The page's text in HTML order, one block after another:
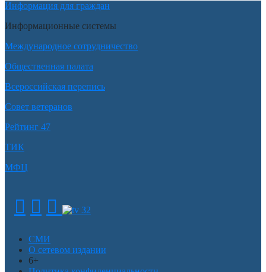
Информация для граждан
Информационные системы
Международное сотрудничество
Общественная палата
Всероссийская перепись
Совет ветеранов
Рейтинг 47
ТИК
МФЦ
СМИ
О сетевом издании
6+